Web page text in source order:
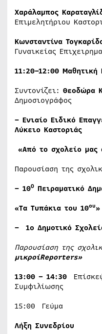
Χαράλαμπος
Επιμελητήριου
Κωνσταντίνα
Γυναικείας
11:20–12:00 Μαθητική
Συντονίζει: Θεοδώρα
Δημοσιογράφος
– Ενιαίο Ειδικό
Λύκειο Καστοριάς
«Από το σχολείο μας
Παρουσίαση της
– 10Ο Πειραματικό
«Τα Τυπάκια του 10ου»
– 1ο Δημοτικό
Παρουσίαση της
μικροίReporters»
13:00 – 14:30
Συμφιλίωσης
15:00 Γεύμα
Λήξη Συνεδρίου